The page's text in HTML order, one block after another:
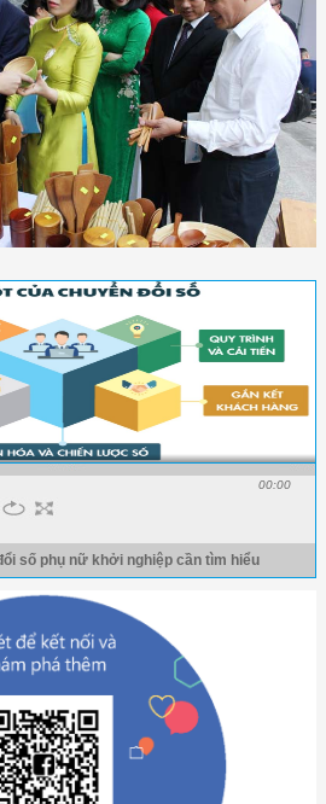
00:00
số phụ nữ khởi nghiệp cần tìm hiểu